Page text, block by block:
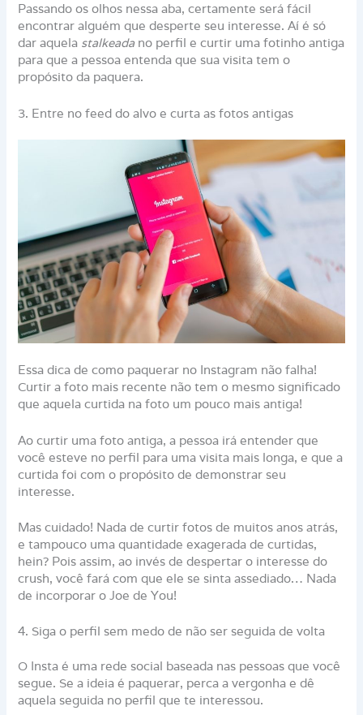
Passando os olhos nessa aba, certamente será fácil
encontrar alguém que desperte seu interesse. Aí é só
dar aquela stalkeadano perfil e curtir uma fotinho antiga
para que a pessoa entenda que sua visita tem o
propósito da paquera.
3. Entre no feed do alvo e curta as fotos antigas
Essa dica de como paquerar no Instagram não falha!
Curtir a foto mais recente não tem o mesmo significado
que aquela curtida na foto um pouco mais antiga!
Ao curtir uma foto antiga, a pessoa irá entender que
você esteve no perfil para uma visita mais longa, e que a
curtida foi com o propósito de demonstrar seu
interesse.
Mas cuidado! Nada de curtir fotos de muitos anos atrás,
e tampouco uma quantidade exagerada de curtidas,
hein? Pois assim, ao invés de despertar o interesse do
crush, você fará com que ele se sinta assediado… Nada
de incorporar o Joe de You!
4. Siga o perfil sem medo de não ser seguida de volta
O Insta é uma rede social baseada nas pessoas que você
segue. Se a ideia é paquerar, perca a vergonha e dê
aquela seguida no perfil que te interessou.